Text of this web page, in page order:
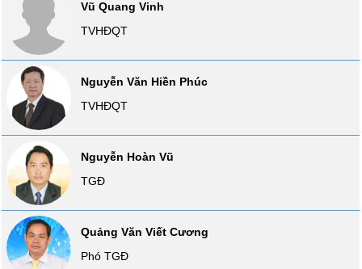
Vũ Quang Vinh
TVHĐQT
Nguyễn Văn Hiền Phúc
TVHĐQT
Nguyễn Hoàn Vũ
TGĐ
Quảng Văn Viết Cương
Phó TGĐ
TRUYỀN
THÔNG
TIỆN
ÍCH
BẤT
ĐỘNG
SẢN